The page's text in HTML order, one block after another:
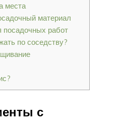
места
материал
посадочных работ
по соседству?
с